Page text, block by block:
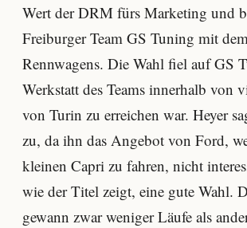
Wert der DRM fürs Marketing und
Freiburger Team GS Tuning mit
Rennwagens. Die Wahl fiel auf GS
Werkstatt des Teams innerhalb von
von Turin zu erreichen war. Heyer
zu, da ihn das Angebot von Ford,
kleinen Capri zu fahren, nicht
wie der Titel zeigt, eine gute Wahl.
gewann zwar weniger Läufe als